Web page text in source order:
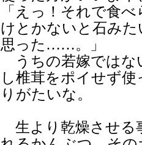
「えっ！それで食
けとかないと石み
思った……。」
うちの若嫁ではな
し椎茸をポイせず
りがたいな。
生より乾燥させる